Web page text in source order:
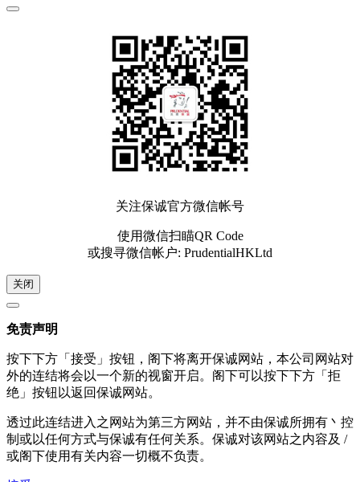
关注保诚官方微信帐号
使用微信扫瞄QR Code
或搜寻微信帐户: PrudentialHKLtd
关闭
免责声明
按下下方「接受」按钮，阁下将离开保诚网站，本公司网站对
外的连结将会以一个新的视窗开启。阁下可以按下下方「拒
绝」按钮以返回保诚网站。
透过此连结进入之网站为第三方网站，并不由保诚所拥有丶控
制或以任何方式与保诚有任何关系。保诚对该网站之内容及 /
或阁下使用有关内容一切概不负责。